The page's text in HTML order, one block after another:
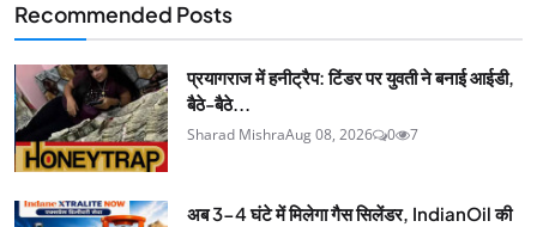
Recommended Posts
प्रयागराज में हनीट्रैप: टिंडर पर युवती ने बनाई आईडी,
बैठे-बैठे...
Sharad MishraAug 08, 2026 0 7
अब 3-4 घंटे में मिलेगा गैस सिलेंडर, IndianOil की